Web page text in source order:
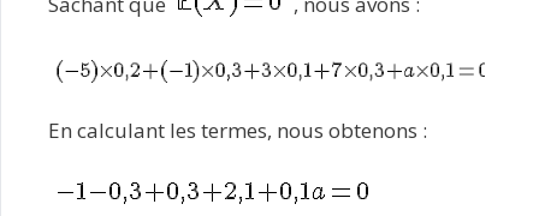
En calculant les termes, nous obtenons :